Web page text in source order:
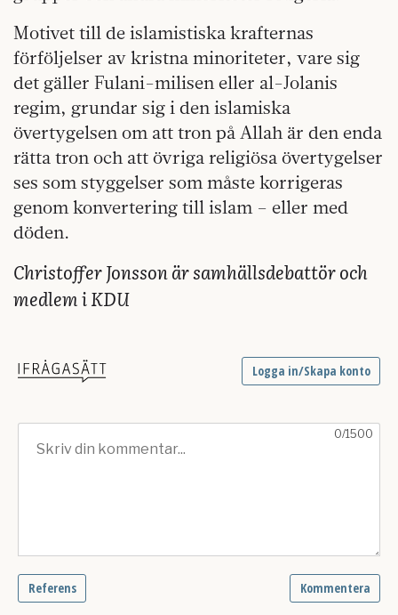
Motivet till de islamistiska krafternas
förföljelser av kristna minoriteter, vare sig
det gäller Fulani-milisen eller al-Jolanis
regim, grundar sig i den islamiska
övertygelsen om att tron på Allah är den enda
rätta tron och att övriga religiösa övertygelser
ses som styggelser som måste korrigeras
genom konvertering till islam – eller med
döden.
Christoffer Jonsson är samhällsdebattör och
medlem i KDU